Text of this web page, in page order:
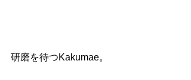
研磨を待つKakumae。